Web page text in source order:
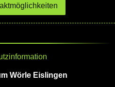
Wörle Eislingen